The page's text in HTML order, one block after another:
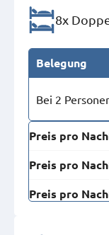
8x
Belegung
Bei 2
Preis pro
Preis pro
Preis pro